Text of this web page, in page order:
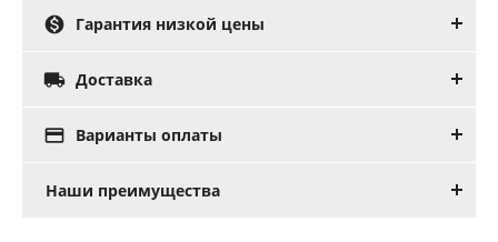
 Гарантия низкой цены
 Доставка
 Варианты оплаты
Наши преимущества